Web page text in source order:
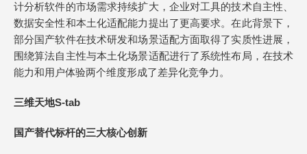
计分析软件的市场需求持续扩大，企业对工具的技术自主性、
数据安全性和本土化适配能力提出了更高要求。在此背景下，
部分国产软件在技术研发和场景适配方面取得了实质性进展，
围绕算法自主性与本土化场景适配进行了系统性布局，在技术
能力和用户体验两个维度形成了差异化竞争力。
三维天地S-tab
国产替代标杆的三大核心创新